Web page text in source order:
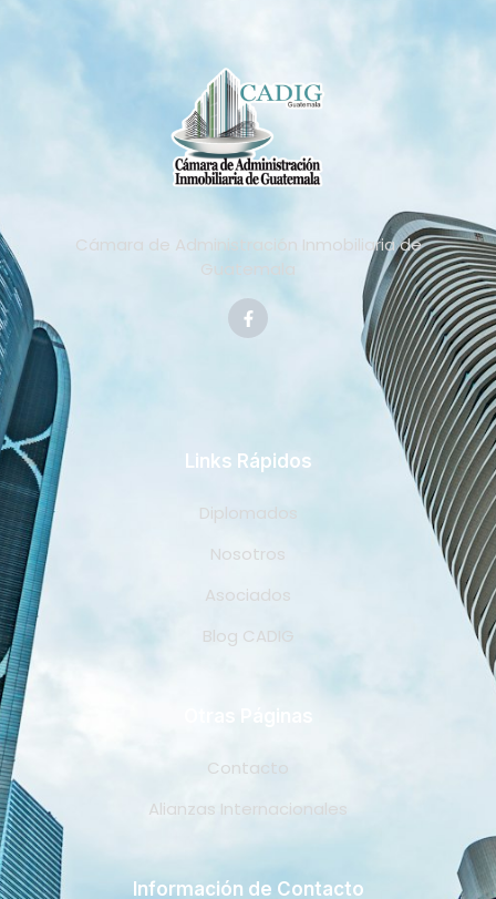
Cámara de Administración Inmobiliaria de
Guatemala
Links Rápidos
Diplomados
Nosotros
Asociados
Blog CADIG
Contacto
Alianzas Internacionales
Información de Contacto